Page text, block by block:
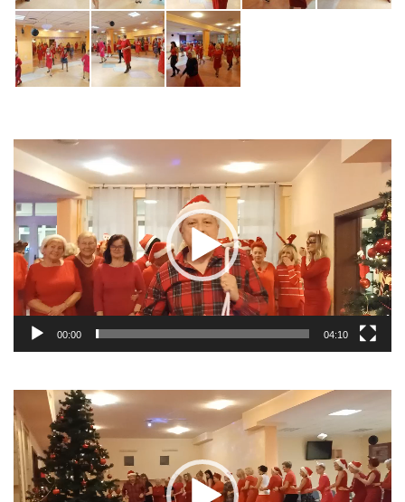
Odtwarzacz
video
00:00 04:10
Odtwarzacz
video